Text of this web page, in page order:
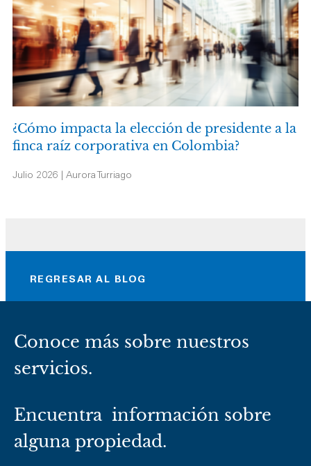
¿Cómo impacta la elección de presidente a la
finca raíz corporativa en Colombia?
Julio 2026 | Aurora Turriago
REGRESAR AL BLOG
Conoce más sobre nuestros
servicios.
Encuentra información sobre
alguna propiedad.